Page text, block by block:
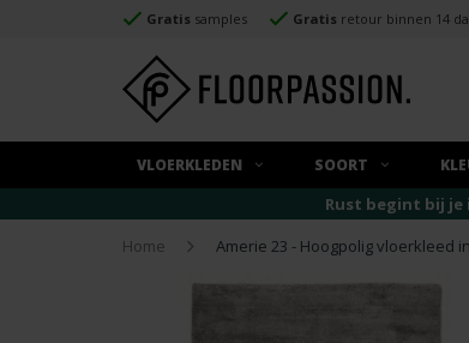
Gratis samples Gratis retour binnen 14
VLOERKLEDEN SOORT
Rust begint bij
Home
Amerie 23 - Hoogpolig vloerkleed